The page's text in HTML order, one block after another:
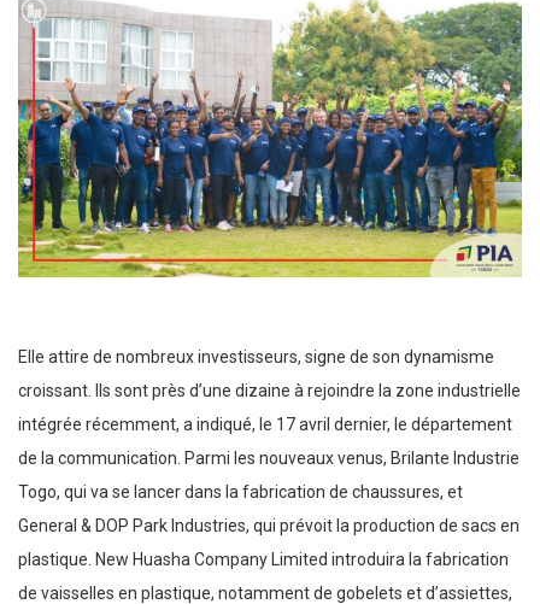
Elle attire de nombreux investisseurs, signe de son dynamisme
croissant. Ils sont près d’une dizaine à rejoindre la zone industrielle
intégrée récemment, a indiqué, le 17 avril dernier, le département
de la communication. Parmi les nouveaux venus, Brilante Industrie
Togo, qui va se lancer dans la fabrication de chaussures, et
General & DOP Park Industries, qui prévoit la production de sacs en
plastique. New Huasha Company Limited introduira la fabrication
de vaisselles en plastique, notamment de gobelets et d’assiettes,